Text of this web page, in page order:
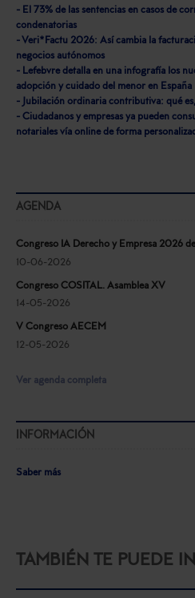
- El 73% de las sentencias en casos de
condenatorias
- Veri*Factu 2026: Así cambia la
negocios autónomos
- Lefebvre detalla en una infografía los
adopción y cuidado del menor en España
- Jubilación ordinaria contributiva: qué
- Ciudadanos y empresas ya pueden
notariales vía online de forma
AGENDA
Congreso IA Derecho y Empresa 2026
10-06-2026
Congreso COSITAL. Asamblea XV
14-05-2026
V Congreso AECEM
12-05-2026
Ver agenda completa
INFORMACIÓN
Saber más
TAMBIÉN TE PUEDE